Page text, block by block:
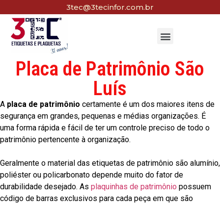
3tec@3tecinfor.com.br
Placa de Patrimônio São
Luís
A placa de patrimônio certamente é um dos maiores itens de
segurança em grandes, pequenas e médias organizações. É
uma forma rápida e fácil de ter um controle preciso de todo o
patrimônio pertencente à organização.
Geralmente o material das etiquetas de patrimônio são alumínio,
poliéster ou policarbonato depende muito do fator de
durabilidade desejado. As plaquinhas de patrimônio possuem
código de barras exclusivos para cada peça em que são